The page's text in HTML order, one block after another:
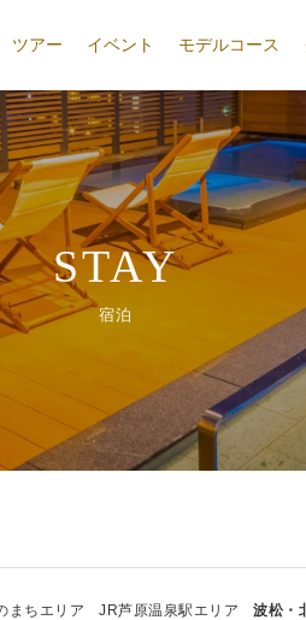
ツアー イベント モデルコース
STAY
宿泊
まちエリア JR芦原温泉駅エリア 波松・